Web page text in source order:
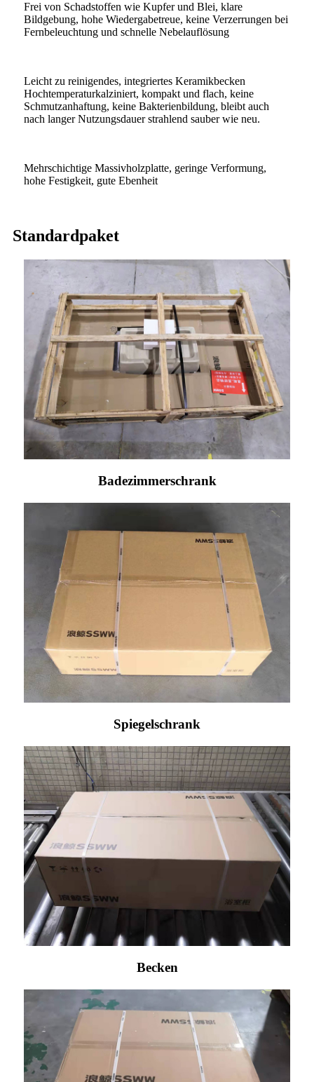
Frei von Schadstoffen wie Kupfer und Blei, klare
Bildgebung, hohe Wiedergabetreue, keine Verzerrungen bei
Fernbeleuchtung und schnelle Nebelauflösung
Leicht zu reinigendes, integriertes Keramikbecken
Hochtemperaturkalziniert, kompakt und flach, keine
Schmutzanhaftung, keine Bakterienbildung, bleibt auch
nach langer Nutzungsdauer strahlend sauber wie neu.
Mehrschichtige Massivholzplatte, geringe Verformung,
hohe Festigkeit, gute Ebenheit
Standardpaket
Badezimmerschrank
Spiegelschrank
Becken